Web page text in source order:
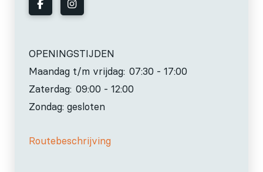
OPENINGSTIJDEN
Maandag t/m vrijdag: 07:30 - 17:00
Zaterdag: 09:00 - 12:00
Zondag: gesloten
Routebeschrijving